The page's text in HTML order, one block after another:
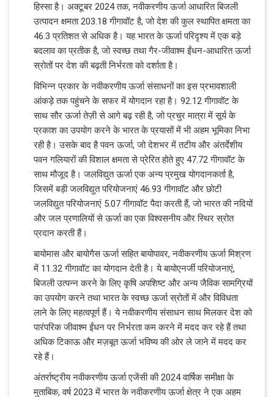
हिस्सा है। अक्टूबर 2024 तक, नवीकरणीय ऊर्जा आधारित बिजली
उत्पादन क्षमता 203.18 गीगावॉट है, जो देश की कुल स्थापित क्षमता का
46.3 प्रतिशत से अधिक है। यह भारत के ऊर्जा परिदृश्य में एक बड़े
बदलाव का प्रतीक है, जो स्वच्छ तथा गैर-जीवाश्म ईंधन-आधारित ऊर्जा
स्रोतों पर देश की बढ़ती निर्भरता को दर्शाता है।
विभिन्न प्रकार के नवीकरणीय ऊर्जा संसाधनों का इस प्रभावशाली
आंकड़े तक पहुंचने के सफर में योगदान रहा है। 92.12 गीगावॉट के
साथ सौर ऊर्जा तेज़ी से आगे बढ़ रही है, जो प्रचुर मात्रा में सूर्य के
प्रकाश का उपयोग करने के भारत के प्रयासों में भी अहम भूमिका निभा
रही है। उसके बाद है पवन ऊर्जा, जो देशभर में तटीय और अंतर्देशीय
पवन गलियारों की विशाल क्षमता से प्रेरित होते हुए 47.72 गीगावॉट के
साथ मौजूद है। जलविद्युत ऊर्जा एक अन्य प्रमुख योगदानकर्ता है,
जिसमें बड़ी जलविद्युत परियोजनाएं 46.93 गीगावॉट और छोटी
जलविद्युत परियोजनाएं 5.07 गीगावॉट पैदा करती हैं, जो भारत की नदियों
और जल प्रणालियों से ऊर्जा का एक विश्वसनीय और स्थिर स्रोत
प्रदान करती हैं।
बायोमास और बायोगैस ऊर्जा सहित बायोपावर, नवीकरणीय ऊर्जा मिश्रण
में 11.32 गीगावॉट का योगदान देती है। ये बायोएनर्जी परियोजनाएं,
बिजली उत्पन्न करने के लिए कृषि अपशिष्ट और अन्य जैविक सामग्रियों
का उपयोग करने तथा भारत के स्वच्छ ऊर्जा स्रोतों में और विविधता
लाने के लिए महत्वपूर्ण हैं। ये नवीकरणीय संसाधन साथ मिलकर देश को
पारंपरिक जीवाश्म ईंधन पर निर्भरता कम करने में मदद कर रहे हैं तथा
अधिक टिकाऊ और मज़बूत ऊर्जा भविष्य की ओर ले जाने में मदद कर
रहे हैं।
अंतर्राष्ट्रीय नवीकरणीय ऊर्जा एजेंसी की 2024 वार्षिक समीक्षा के
मुताबिक, वर्ष 2023 में भारत के नवीकरणीय ऊर्जा क्षेत्र ने एक अहम